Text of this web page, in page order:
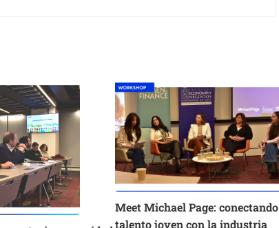
Meet Michael Page: conectando
talento joven con la industria